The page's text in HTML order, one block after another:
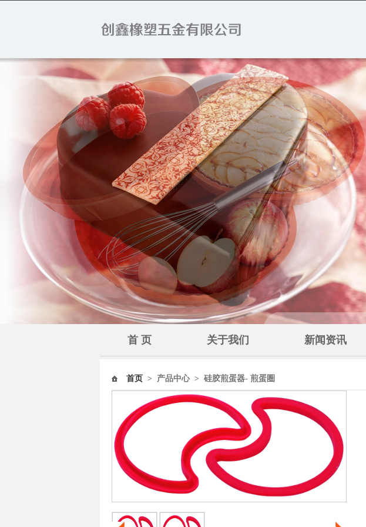
首 页 关于我们 新闻资讯
首页 > 产品中心 > 硅胶煎蛋器- 煎蛋圏